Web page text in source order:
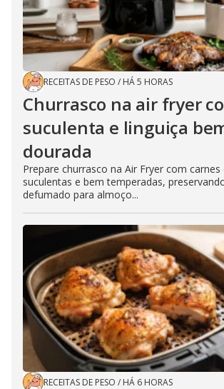
RECEITAS DE PESO / HÁ 5 HORAS
Churrasco na air fryer
suculenta e linguiça
dourada
Prepare churrasco na Air Fryer com carnes
suculentas e bem temperadas,
defumado para almoço...
RECEITAS DE PESO / HÁ 6 HORAS